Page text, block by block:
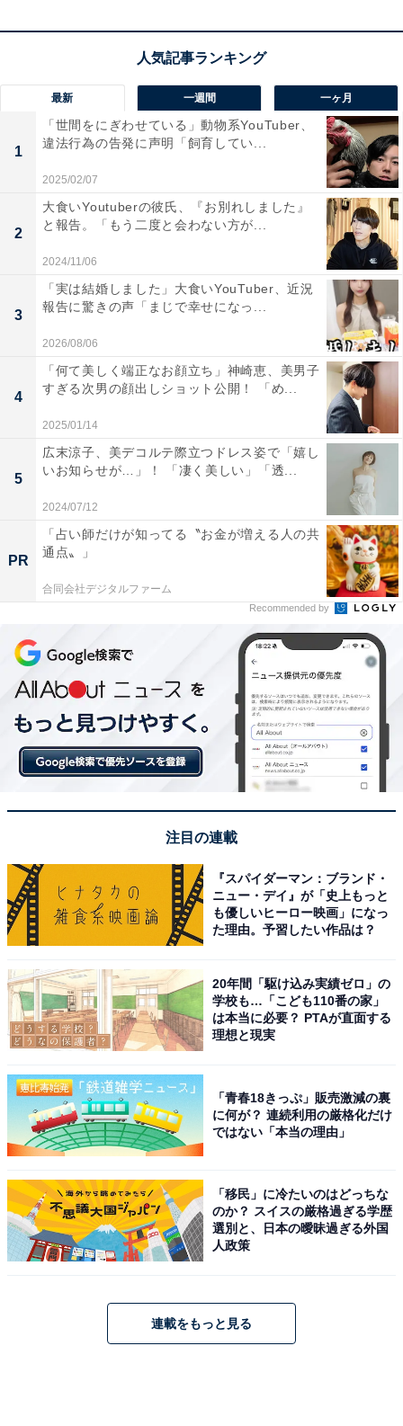
最新 一週間 一ヶ月
1
「世間をにぎわせている」動物系YouTuber、
違法行為の告発に声明「飼育してい...
2025/02/07
2
大食いYoutuberの彼氏、『お別れしました』
と報告。「もう二度と会わない方が...
2024/11/06
3
「実は結婚しました」大食いYouTuber、近況
報告に驚きの声「まじで幸せになっ...
2026/08/06
4
「何て美しく端正なお顔立ち」神崎恵、美男子
すぎる次男の顔出しショット公開！ 「め...
2025/01/14
5
広末涼子、美デコルテ際立つドレス姿で「嬉し
いお知らせが…」！ 「凄く美しい」「透...
2024/07/12
PR
「占い師だけが知ってる〝お金が増える人の共
通点〟」
合同会社デジタルファーム
Recommended by
注目の連載
『スパイダーマン：ブランド・
ニュー・デイ』が「史上もっと
も優しいヒーロー映画」になっ
た理由。予習したい作品は？
20年間「駆け込み実績ゼロ」の
学校も…「こども110番の家」
は本当に必要？ PTAが直面する
理想と現実
「青春18きっぷ」販売激減の裏
に何が？ 連続利用の厳格化だけ
ではない「本当の理由」
「移民」に冷たいのはどっちな
のか？ スイスの厳格過ぎる学歴
選別と、日本の曖昧過ぎる外国
人政策
連載をもっと見る